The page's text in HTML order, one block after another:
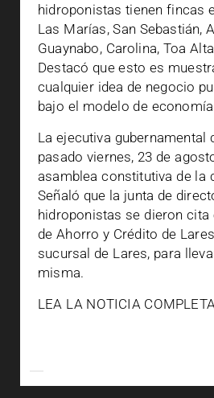
hidroponistas tienen fincas
Las Marías, San Sebastián,
Guaynabo, Carolina, Toa
Destacó que esto es
cualquier idea de negocio
bajo el modelo de
La ejecutiva gubernamental
pasado viernes, 23 de
asamblea constitutiva de la
Señaló que la junta de
hidroponistas se dieron cita
de Ahorro y Crédito de
sucursal de Lares, para
misma.
LEA LA NOTICIA